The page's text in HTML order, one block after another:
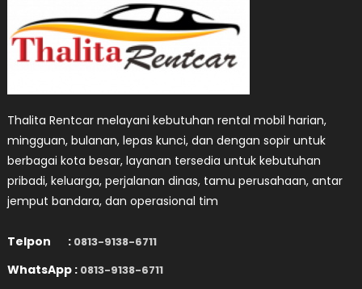
Thalita Rentcar melayani kebutuhan rental mobil harian,
mingguan, bulanan, lepas kunci, dan dengan sopir untuk
berbagai kota besar, layanan tersedia untuk kebutuhan
pribadi, keluarga, perjalanan dinas, tamu perusahaan, antar
jemput bandara, dan operasional tim
Telpon : 0813-9138-6711
WhatsApp : 0813-9138-6711